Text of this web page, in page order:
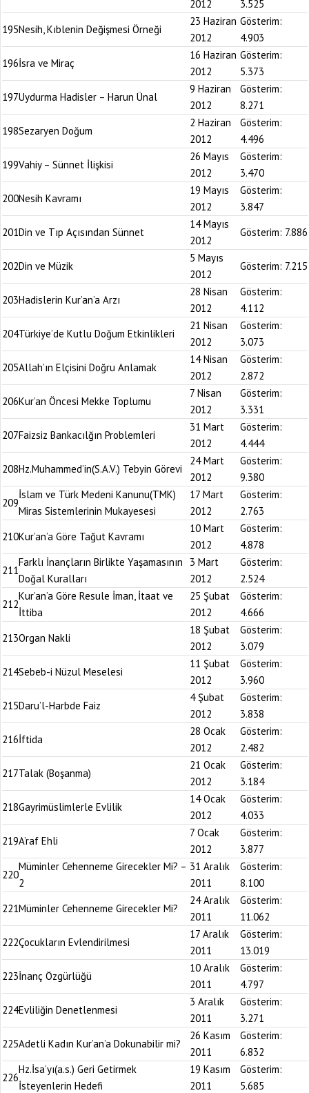
2012
3.525
195Nesih, Kıblenin Değişmesi Örneği
23 Haziran
2012
Gösterim:
4.903
196İsra ve Miraç
16 Haziran
2012
Gösterim:
5.373
197Uydurma Hadisler – Harun Ünal
9 Haziran
2012
Gösterim:
8.271
198Sezaryen Doğum
2 Haziran
2012
Gösterim:
4.496
199Vahiy – Sünnet İlişkisi
26 Mayıs
2012
Gösterim:
3.470
200Nesih Kavramı
19 Mayıs
2012
Gösterim:
3.847
201Din ve Tıp Açısından Sünnet
14 Mayıs
2012
Gösterim: 7.886
202Din ve Müzik
5 Mayıs
2012
Gösterim: 7.215
203Hadislerin Kur’an’a Arzı
28 Nisan
2012
Gösterim:
4.112
204Türkiye’de Kutlu Doğum Etkinlikleri
21 Nisan
2012
Gösterim:
3.073
205Allah’ın Elçisini Doğru Anlamak
14 Nisan
2012
Gösterim:
2.872
206Kur’an Öncesi Mekke Toplumu
7 Nisan
2012
Gösterim:
3.331
207Faizsiz Bankacılğın Problemleri
31 Mart
2012
Gösterim:
4.444
208Hz.Muhammed’in(S.A.V.) Tebyin Görevi
24 Mart
2012
Gösterim:
9.380
209
İslam ve Türk Medeni Kanunu(TMK)
Miras Sistemlerinin Mukayesesi
17 Mart
2012
Gösterim:
2.763
210Kur’an’a Göre Tağut Kavramı
10 Mart
2012
Gösterim:
4.878
211
Farklı İnançların Birlikte Yaşamasının
Doğal Kuralları
3 Mart
2012
Gösterim:
2.524
212
Kur’an’a Göre Resule İman, İtaat ve
İttiba
25 Şubat
2012
Gösterim:
4.666
213Organ Nakli
18 Şubat
2012
Gösterim:
3.079
214Sebeb-i Nüzul Meselesi
11 Şubat
2012
Gösterim:
3.960
215Daru’l-Harbde Faiz
4 Şubat
2012
Gösterim:
3.838
216İftida
28 Ocak
2012
Gösterim:
2.482
217Talak (Boşanma)
21 Ocak
2012
Gösterim:
3.184
218Gayrimüslimlerle Evlilik
14 Ocak
2012
Gösterim:
4.033
219A’raf Ehli
7 Ocak
2012
Gösterim:
3.877
220
Müminler Cehenneme Girecekler Mi? –
2
31 Aralık
2011
Gösterim:
8.100
221Müminler Cehenneme Girecekler Mi?
24 Aralık
2011
Gösterim:
11.062
222Çocukların Evlendirilmesi
17 Aralık
2011
Gösterim:
13.019
223İnanç Özgürlüğü
10 Aralık
2011
Gösterim:
4.797
224Evliliğin Denetlenmesi
3 Aralık
2011
Gösterim:
3.271
225Adetli Kadın Kur’an’a Dokunabilir mi?
26 Kasım
2011
Gösterim:
6.832
226
Hz.İsa’yı(a.s.) Geri Getirmek
İsteyenlerin Hedefi
19 Kasım
2011
Gösterim:
5.685